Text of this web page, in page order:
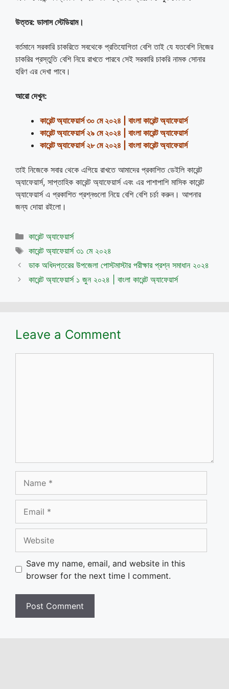
উত্তর: ডালাস স্টেডিয়াম।
বর্তমানে সরকারি চাকরিতে সবথেকে প্রতিযোগিতা বেশি তাই যে যতবেশি নিজের
চাকরির প্রস্তুতি বেশি নিয়ে রাখতে পারবে সেই সরকারি চাকরি নামক সোনার
হরিণ এর দেখা পাবে।
আরো দেখুন:
কারেন্ট অ্যাফেয়ার্স ৩০ মে ২০২৪ | বাংলা কারেন্ট অ্যাফেয়ার্স
কারেন্ট অ্যাফেয়ার্স ২৯ মে ২০২৪ | বাংলা কারেন্ট অ্যাফেয়ার্স
কারেন্ট অ্যাফেয়ার্স ২৮ মে ২০২৪ | বাংলা কারেন্ট অ্যাফেয়ার্স
তাই নিজেকে সবার থেকে এগিয়ে রাখতে আমাদের প্রকাশিত ডেইলি কারেন্ট
অ্যাফেয়ার্স, সাপ্তাহিক কারেন্ট অ্যাফেয়ার্স এবং এর পাশাপাশি মাসিক কারেন্ট
অ্যাফেয়ার্স এ প্রকাশিত প্রশ্নগুলো নিয়ে বেশি বেশি চর্চা করুন। আপনার
জন্য দোয়া রইলো।
Categories
কারেন্ট অ্যাফেয়ার্স
Tags
কারেন্ট অ্যাফেয়ার্স ৩১ মে ২০২৪
ডাক অধিদপ্তরের উপজেলা পোস্টমাস্টার পরীক্ষার প্রশ্ন সমাধান ২০২৪
কারেন্ট অ্যাফেয়ার্স ১ জুন ২০২৪ | বাংলা কারেন্ট অ্যাফেয়ার্স
Leave a Comment
Save my name, email, and website in this
browser for the next time I comment.